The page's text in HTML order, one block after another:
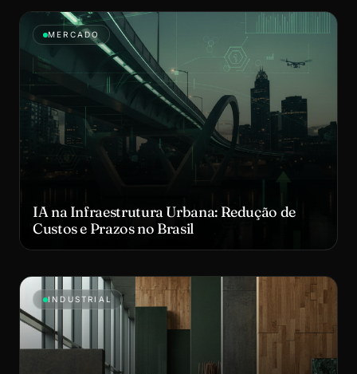
MERCADO
IA na Infraestrutura Urbana: Redução de
Custos e Prazos no Brasil
INDUSTRIAL